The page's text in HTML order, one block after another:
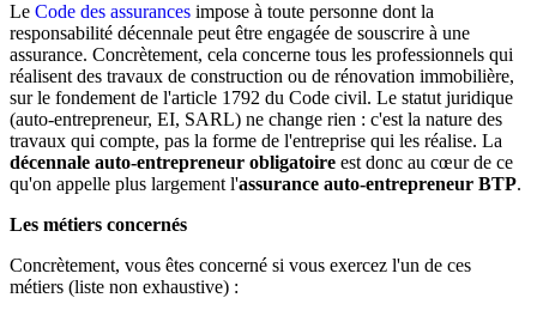
Le Code des assurances impose à toute personne dont la
responsabilité décennale peut être engagée de souscrire à une
assurance. Concrètement, cela concerne tous les professionnels qui
réalisent des travaux de construction ou de rénovation immobilière,
sur le fondement de l'article 1792 du Code civil. Le statut juridique
(auto-entrepreneur, EI, SARL) ne change rien : c'est la nature des
travaux qui compte, pas la forme de l'entreprise qui les réalise. La
décennale auto-entrepreneur obligatoire est donc au cœur de ce
qu'on appelle plus largement l'assurance auto-entrepreneur BTP.
Les métiers concernés
Concrètement, vous êtes concerné si vous exercez l'un de ces
métiers (liste non exhaustive) :